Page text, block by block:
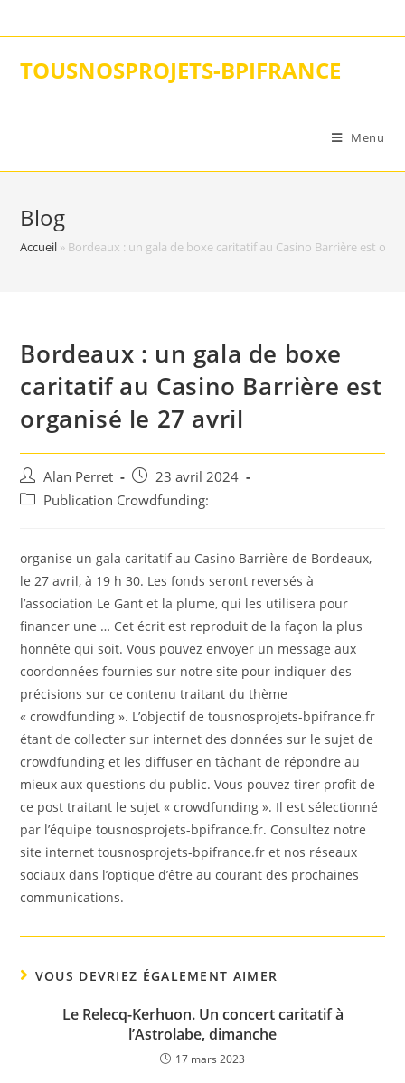
to
TOUSNOSPROJETS-BPIFRANCE
Menu
Blog
Accueil » Bordeaux : un gala de boxe caritatif au Casino Barrière est
Bordeaux : un gala de boxe
caritatif au Casino Barrière est
organisé le 27 avril
Auteur/autrice
de
Alan Perret
Post
published:
23 avril 2024
PostPublication Crowdfunding:
organise un gala caritatif au Casino Barrière de Bordeaux,
le 27 avril, à 19 h 30. Les fonds seront reversés à
l’association Le Gant et la plume, qui les utilisera pour
financer une … Cet écrit est reproduit de la façon la plus
honnête qui soit. Vous pouvez envoyer un message aux
coordonnées fournies sur notre site pour indiquer des
précisions sur ce contenu traitant du thème
« crowdfunding ». L’objectif de tousnosprojets-bpifrance.fr
étant de collecter sur internet des données sur le sujet de
crowdfunding et les diffuser en tâchant de répondre au
mieux aux questions du public. Vous pouvez tirer profit de
ce post traitant le sujet « crowdfunding ». Il est sélectionné
par l’équipe tousnosprojets-bpifrance.fr. Consultez notre
site internet tousnosprojets-bpifrance.fr et nos réseaux
sociaux dans l’optique d’être au courant des prochaines
communications.
VOUS DEVRIEZ ÉGALEMENT AIMER
Le Relecq-Kerhuon. Un concert caritatif à
l’Astrolabe, dimanche
17 mars 2023